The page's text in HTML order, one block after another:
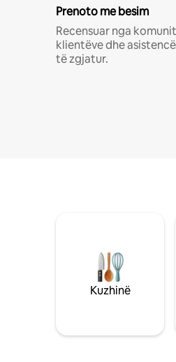
Prenoto me besim
Recensuar nga
klientëve dhe
të zgjatur.
Kuzhinë